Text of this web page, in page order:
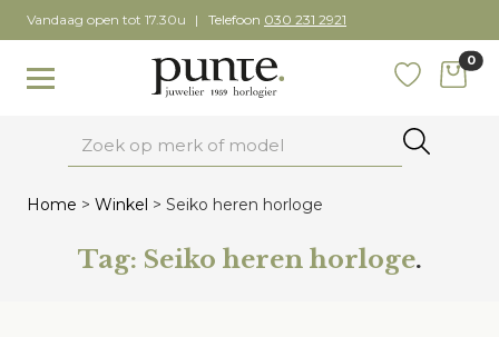
Skip
to
content
Vandaag open tot 17.30u Telefoon 030 231 2921
Toggle navigation
0
Home > Winkel > Seiko heren horloge
Tag: Seiko heren horloge.